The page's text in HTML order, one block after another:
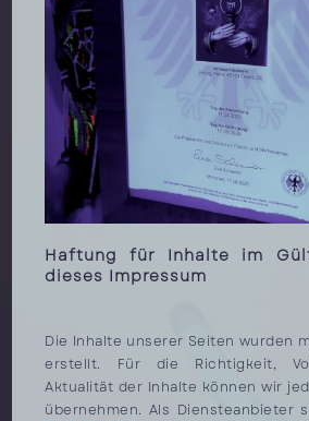
Haftung für Inhalte im
dieses Impressum
Die Inhalte unserer Seiten wurden
erstellt. Für die Richtigkeit,
Aktualität der Inhalte können wir
übernehmen. Als Diensteanbieter